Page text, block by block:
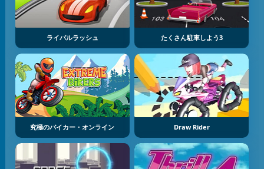
ライバルラッシュ たくさん駐車しよう3
究極のバイカー・オンライン Draw Rider